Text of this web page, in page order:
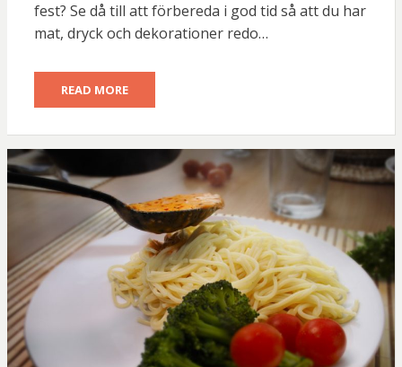
fest? Se då till att förbereda i god tid så att du har
mat, dryck och dekorationer redo…
READ MORE